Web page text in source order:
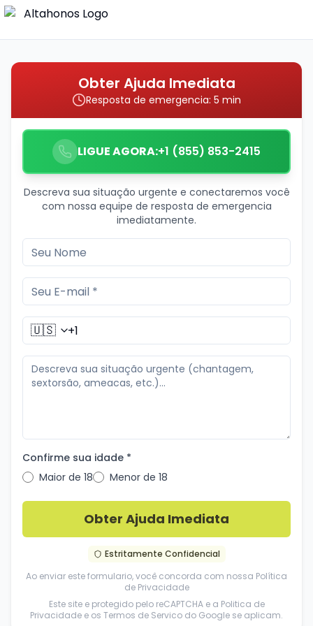
Obter Ajuda Imediata
Resposta de emergencia: 5 min
LIGUE AGORA:+1 (855) 853-2415
Descreva sua situação urgente e conectaremos você
com nossa equipe de resposta de emergencia
imediatamente.
🇺🇸
Confirme sua idade *
Maior de 18
Menor de 18
Obter Ajuda Imediata
Estritamente Confidencial
Ao enviar este formulario, você concorda com nossa Política
de Privacidade
Este site e protegido pelo reCAPTCHA e a Politica de
Privacidade e os Termos de Servico do Google se aplicam.